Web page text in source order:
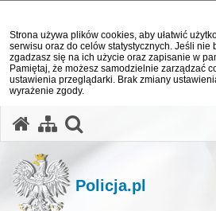
Strona używa plików cookies, aby ułatwić
serwisu oraz do celów statystycznych. Jeśli nie
zgadzasz się na ich użycie oraz zapisanie w
Pamiętaj, że możesz samodzielnie zarządzać
ustawienia przeglądarki. Brak zmiany
wyrażenie zgody.
Policja.pl